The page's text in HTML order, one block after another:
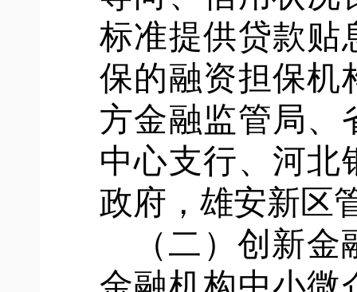
标准提供贷款贴
保的融资担保机
方金融监管局、
中心支行、河北
政府，雄安新区
（二）创新